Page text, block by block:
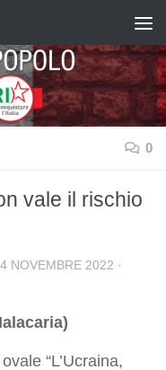
0
vale il rischio
4 NOVEMBRE 2022 ·
“L’Ucraina,